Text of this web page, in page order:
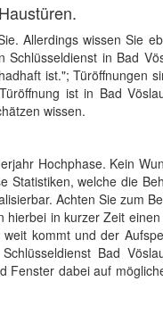
Allerdings wissen Sie
in Bad
ist."; Türöffnungen
ist in Bad
wissen.
Hochphase. Kein
welche die
Achten Sie zum
in kurzer Zeit
kommt und der
Bad
Fenster dabei auf